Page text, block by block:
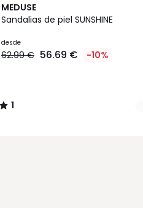
MEDUSE
Sandalias de piel SUNSHINE
desde
62.99 € 56.69 € -10%
1
/
3
Colores
1
/